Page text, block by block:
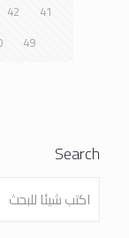
41
42
49
Search